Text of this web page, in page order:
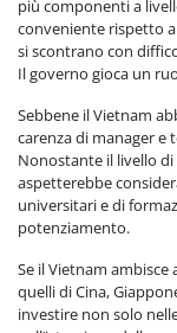
più componenti a
conveniente rispetto
si scontrano con
Il governo gioca un
Sebbene il Vietnam
carenza di manager e
Nonostante il livello
aspetterebbe
universitari e di
potenziamento.
Se il Vietnam
quelli di Cina,
investire non solo